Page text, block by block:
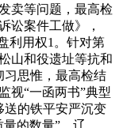
卖等问题，最高检
讼案件工做》，
利用权1。针对第
山和役遗址等抗和
习思惟，最高检结
视“一函两书”典型
送的铁平安严沉变
的数量”，辽